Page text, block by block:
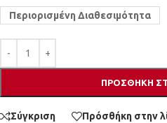
Περιορισμένη Διαθεσιμότητα
ΠΡΟΣΘΉΚΗ
Σύγκριση Πρόσθήκη στην